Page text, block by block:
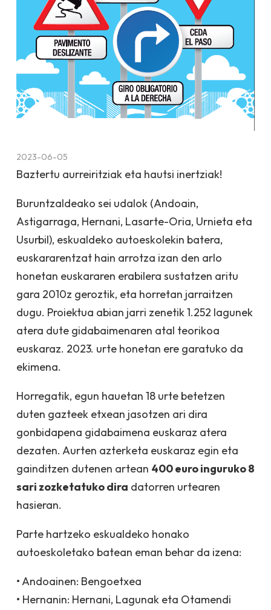
2023-06-05
Baztertu aurreiritziak eta hautsi inertziak!
Buruntzaldeako sei udalok (Andoain,
Astigarraga, Hernani, Lasarte-Oria, Urnieta eta
Usurbil), eskualdeko autoeskolekin batera,
euskararentzat hain arrotza izan den arlo
honetan euskararen erabilera sustatzen aritu
gara 2010z geroztik, eta horretan jarraitzen
dugu. Proiektua abian jarri zenetik 1.252 lagunek
atera dute gidabaimenaren atal teorikoa
euskaraz. 2023. urte honetan ere garatuko da
ekimena.
Horregatik, egun hauetan 18 urte betetzen
duten gazteek etxean jasotzen ari dira
gonbidapena gidabaimena euskaraz atera
dezaten. Aurten azterketa euskaraz egin eta
gainditzen dutenen artean 400 euro inguruko 8
sari zozketatuko dira datorren urtearen
hasieran.
Parte hartzeko eskualdeko honako
autoeskoletako batean eman behar da izena:
• Andoainen: Bengoetxea
• Hernanin: Hernani, Lagunak eta Otamendi